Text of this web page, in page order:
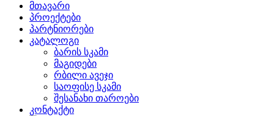
მთავარი
პროექტები
პარტნიორები
კატალოგი
ბარის სკამი
მაგიდები
რბილი ავეჯი
საოფისე სკამი
შესანახი თაროები
კონტაქტი